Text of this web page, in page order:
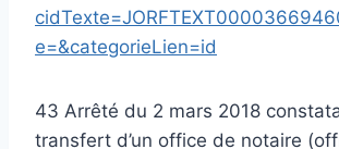
e=&categorieLien=id
43 Arrêté du 2 mars 2018
transfert d’un office de notaire